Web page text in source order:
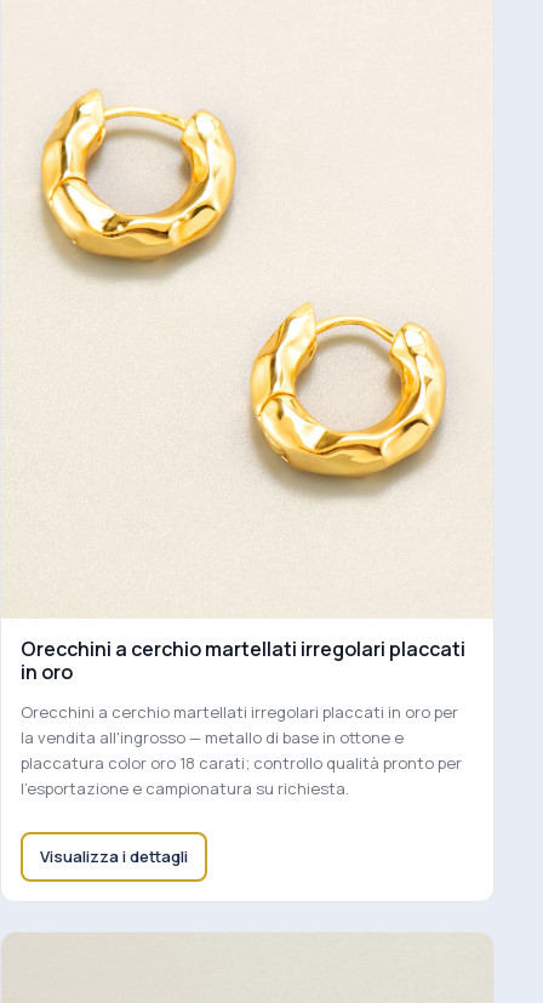
Orecchini a cerchio martellati irregolari placcati
in oro
Orecchini a cerchio martellati irregolari placcati in oro per
la vendita all'ingrosso — metallo di base in ottone e
placcatura color oro 18 carati; controllo qualità pronto per
l'esportazione e campionatura su richiesta.
Visualizza i dettagli